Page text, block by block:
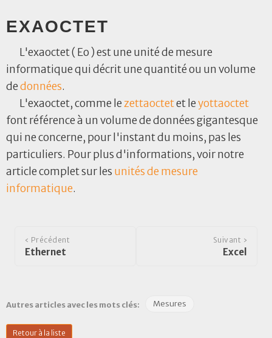
EXAOCTET
L'exaoctet ( Eo ) est une unité de mesure
informatique qui décrit une quantité ou un volume
dedonnées.
L'exaoctet, comme lezettaoctetet leyottaoctet
font référence à un volume de données gigantesque
qui ne concerne, pour l'instant du moins, pas les
particuliers. Pour plus d'informations, voir notre
article complet sur les unités de mesure
informatique.
‹ Précédent
Ethernet
Suivant ›
Excel
Autres articles avec les mots clés: Mesures
Retour à la liste